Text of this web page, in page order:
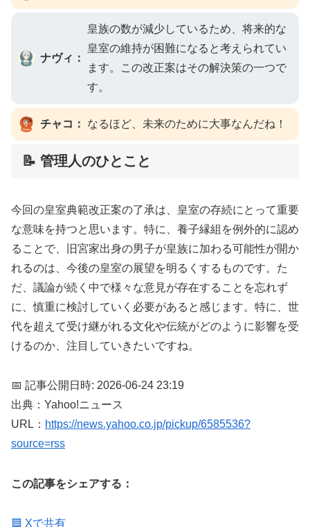
ナヴィ：
皇族の数が減少しているため、将来的な
皇室の維持が困難になると考えられてい
ます。この改正案はその解決策の一つで
す。
チャコ： なるほど、未来のために大事なんだね！
📝 管理人のひとこと
今回の皇室典範改正案の了承は、皇室の存続にとって重要
な意味を持つと思います。特に、養子縁組を例外的に認め
ることで、旧宮家出身の男子が皇族に加わる可能性が開か
れるのは、今後の皇室の展望を明るくするものです。た
だ、議論が続く中で様々な意見が存在することを忘れず
に、慎重に検討していく必要があると感じます。特に、世
代を超えて受け継がれる文化や伝統がどのように影響を受
けるのか、注目していきたいですね。
📅 記事公開日時: 2026-06-24 23:19
出典：Yahoo!ニュース
URL： https://news.yahoo.co.jp/pickup/6585536?
source=rss
この記事をシェアする：
🟦 Xで共有